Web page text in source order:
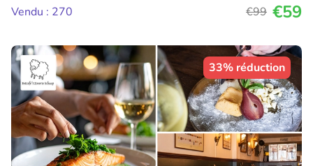
Vendu : 270
€99 €59
33% réduction